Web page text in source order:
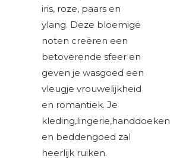
iris, roze, paars en
ylang. Deze bloemige
noten creëren een
betoverende sfeer en
geven je wasgoed een
vleugje vrouwelijkheid
en romantiek. Je
kleding,lingerie,handdoeken
en beddengoed zal
heerlijk ruiken.